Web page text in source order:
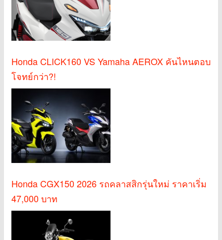
Honda CLICK160 VS Yamaha AEROX คันไหนตอบ
โจทย์กว่า?!
Honda CGX150 2026 รถคลาสสิกรุ่นใหม่ ราคาเริ่ม
47,000 บาท